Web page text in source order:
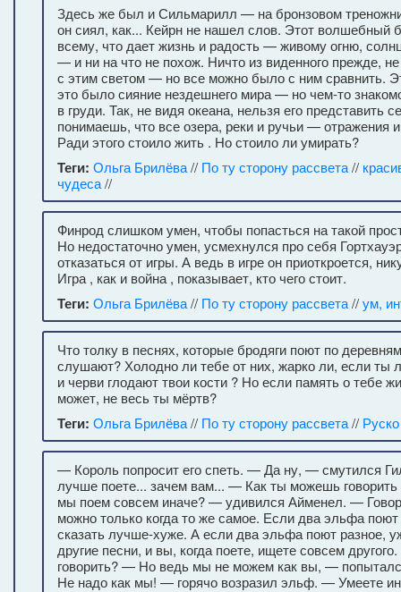
Здесь же был и Сильмарилл — на бронзовом
он сиял, как... Кейрн не нашел слов. Этот волшебный
всему, что дает жизнь и радость — живому огню,
— и ни на что не похож. Ничто из виденного прежде,
с этим светом — но все можно было с ним сравнить.
это было сияние нездешнего мира — но чем-то
в груди. Так, не видя океана, нельзя его представить
понимаешь, что все озера, реки и ручьи — отражения
Ради этого стоило жить . Но стоило ли умирать?
Теги: Ольга Брилёва// По ту сторону рассвета//
чудеса//
Финрод слишком умен, чтобы попасться на такой
Но недостаточно умен, усмехнулся про себя
отказаться от игры. А ведь в игре он приоткроется,
Игра , как и война , показывает, кто чего стоит.
Теги: Ольга Брилёва// По ту сторону рассвета//ум,
Что толку в песнях, которые бродяги поют по
слушают? Холодно ли тебе от них, жарко ли, если ты
и черви глодают твои кости ? Но если память о тебе
может, не весь ты мёртв?
Теги: Ольга Брилёва// По ту сторону рассвета// Руско
— Король попросит его спеть. — Да ну, — смутился
лучше поете... зачем вам... — Как ты можешь
мы поем совсем иначе? — удивился Айменел. —
можно только когда то же самое. Если два эльфа
сказать лучше-хуже. А если два эльфа поют разное,
другие песни, и вы, когда поете, ищете совсем
говорить? — Но ведь мы не можем как вы, —
Не надо как мы! — горячо возразил эльф. — Умеете